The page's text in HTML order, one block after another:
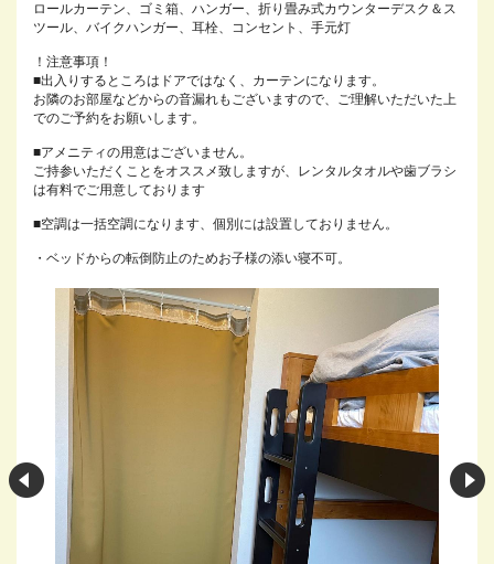
ロールカーテン、ゴミ箱、ハンガー、折り畳み式カウンターデスク＆ス
ツール、バイクハンガー、耳栓、コンセント、手元灯
！注意事項！
■出入りするところはドアではなく、カーテンになります。
お隣のお部屋などからの音漏れもございますので、ご理解いただいた上
でのご予約をお願いします。
■アメニティの用意はございません。
ご持参いただくことをオススメ致しますが、レンタルタオルや歯ブラシ
は有料でご用意しております
■空調は一括空調になります、個別には設置しておりません。
・ベッドからの転倒防止のためお子様の添い寝不可。